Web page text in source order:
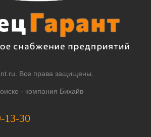
Все права защищены.
- компания Бихайв
13-30